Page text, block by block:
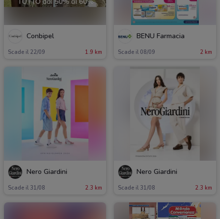
Conbipel
Scade il 22/09 1.9 km
BENU Farmacia
Scade il 08/09 2 km
Nero Giardini
Scade il 31/08 2.3 km
Nero Giardini
Scade il 31/08 2.3 km